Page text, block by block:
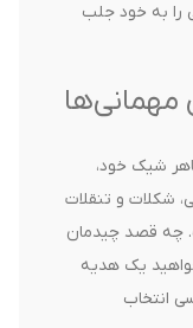
را به خود جلب
مهمانی‌ها
شیک خود،
شکلات و تنقلات
چه قصد چیدمان
یک هدیه
انتخاب